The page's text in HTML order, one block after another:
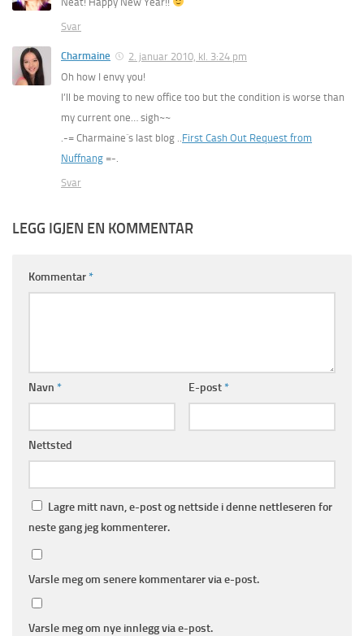
Svar
Charmaine
2. januar 2010, kl. 3:24 pm
Oh how I envy you!
I’ll be moving to new office too but the condition is worse than
my current one… sigh~~
.-= Charmaine´s last blog .. First Cash Out Request from
Nuffnang =-.
Svar
LEGG IGJEN EN KOMMENTAR
Kommentar*
Navn * E-post*
Nettsted
Lagre mitt navn, e-post og nettside i denne nettleseren for
neste gang jeg kommenterer.
Varsle meg om senere kommentarer via e-post.
Varsle meg om nye innlegg via e-post.